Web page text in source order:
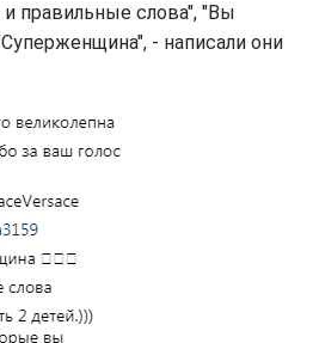
правильные слова", "Вы
- написали они